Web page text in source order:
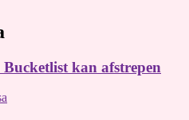
kan afstrepen